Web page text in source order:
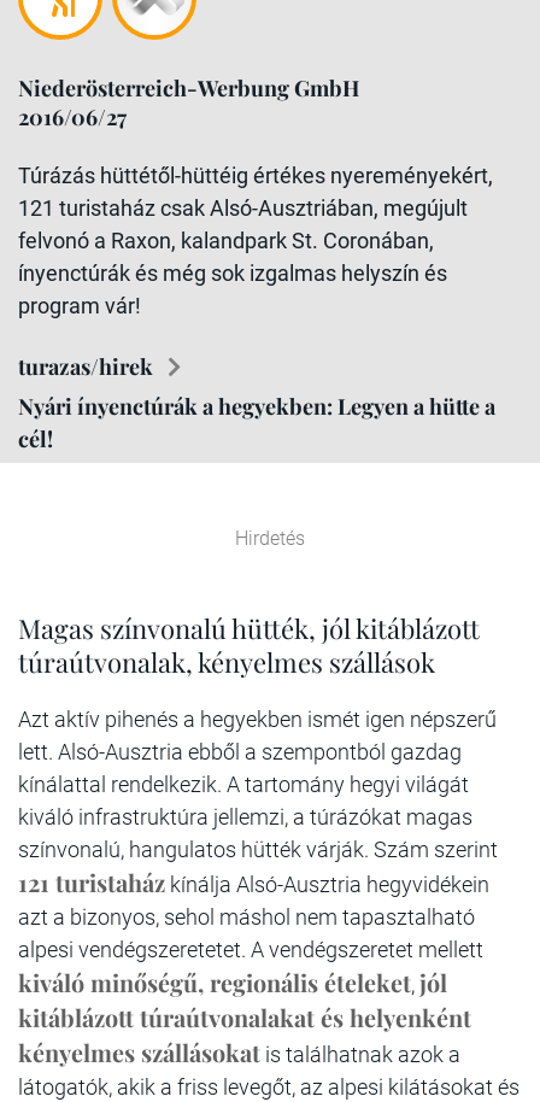
Niederösterreich-Werbung GmbH
2016/06/27
Túrázás hüttétől-hüttéig értékes nyereményekért,
121 turistaház csak Alsó-Ausztriában, megújult
felvonó a Raxon, kalandpark St. Coronában,
ínyenctúrák és még sok izgalmas helyszín és
program vár!
turazas/hirek
Nyári ínyenctúrák a hegyekben: Legyen a hütte a
cél!
Hirdetés
Magas színvonalú hütték, jól kitáblázott
túraútvonalak, kényelmes szállások
Azt aktív pihenés a hegyekben ismét igen népszerű
lett. Alsó-Ausztria ebből a szempontból gazdag
kínálattal rendelkezik. A tartomány hegyi világát
kiváló infrastruktúra jellemzi, a túrázókat magas
színvonalú, hangulatos hütték várják. Szám szerint
121 turistaház kínálja Alsó-Ausztria hegyvidékein
azt a bizonyos, sehol máshol nem tapasztalható
alpesi vendégszeretetet. A vendégszeretet mellett
kiváló minőségű, regionális ételeket, jól
kitáblázott túraútvonalakat és helyenként
kényelmes szállásokat is találhatnak azok a
látogatók, akik a friss levegőt, az alpesi kilátásokat és